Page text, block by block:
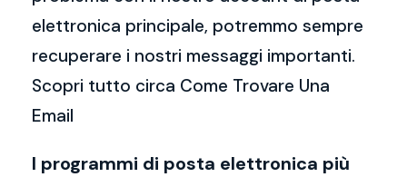
elettronica principale, potremmo sempre
recuperare i nostri messaggi importanti.
Scopri tutto circa Come Trovare Una
Email
I programmi di posta elettronica più